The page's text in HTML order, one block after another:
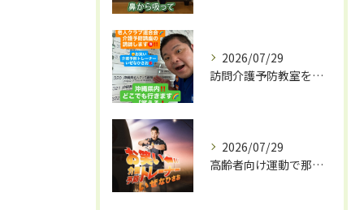
2026/07/29
訪問介護予防教室を沖縄県那覇市で活用し認知症予防や笑える体操イベントの魅力を解説
2026/07/29
高齢者向け運動で那覇市が注目笑える体操DVDで楽しく介護予防を始めよう